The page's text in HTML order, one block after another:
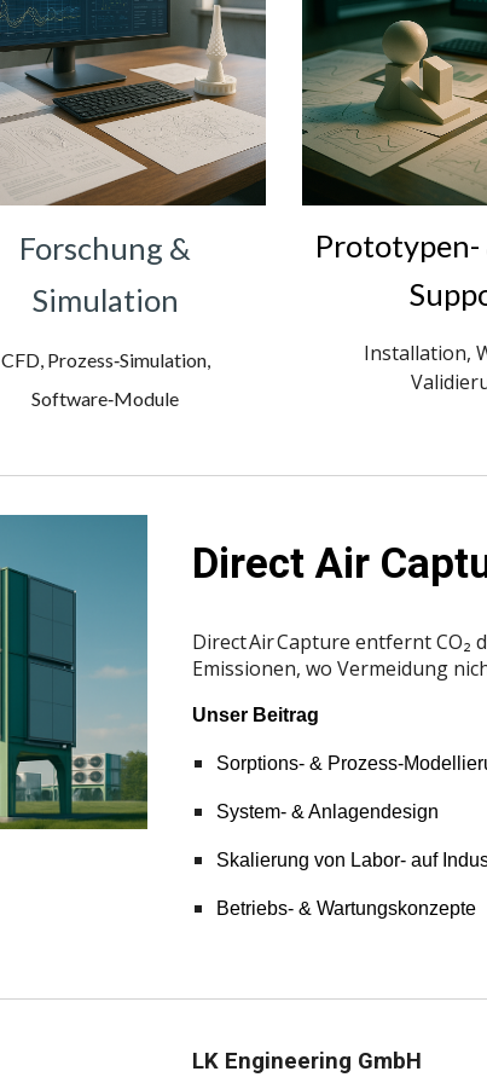
Forschung &
Simulation
CFD, Prozess‑Simulation,
Software‑Module
Prototypen-
Installation,
Direct Air
Direct Air Capture entfernt
Emissionen, wo Vermeidung
Unser Beitrag
Sorptions‑ &
System- & Anlagendesign
Skalierung von Labor‑ auf
Betriebs‑ & Wartungskonzepte
LK Engineering GmbH